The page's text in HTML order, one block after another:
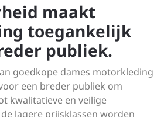
maakt
toegankelijk
publiek.
goedkope dames motorkleding
een breder publiek om
kwalitatieve en veilige
lagere prijsklassen worden